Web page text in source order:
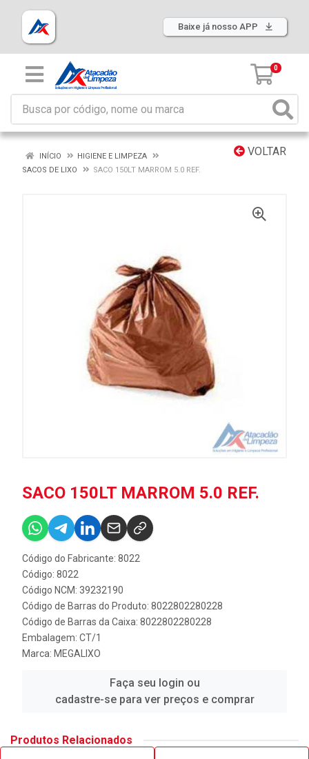
Baixe já nosso APP
0
VOLTAR
INÍCIO
HIGIENE E LIMPEZA
SACOS DE LIXO
SACO 150LT MARROM 5.0 REF.
SACO 150LT MARROM 5.0 REF.
Código do Fabricante: 8022
Código: 8022
Código NCM: 39232190
Código de Barras do Produto: 8022802280228
Código de Barras da Caixa: 8022802280228
Embalagem: CT/1
Marca: MEGALIXO
Faça seu login ou
cadastre-se para ver preços e comprar
Produtos Relacionados